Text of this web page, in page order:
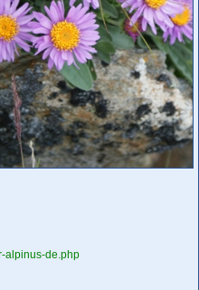
alpinus-de.php